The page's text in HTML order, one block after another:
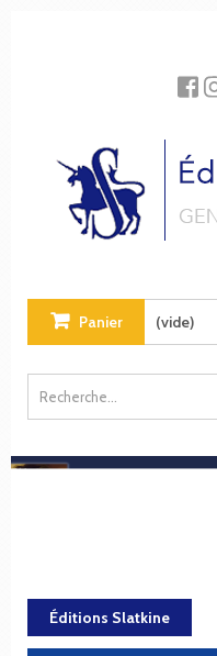
Panier (vide)
Éditions Slatkine